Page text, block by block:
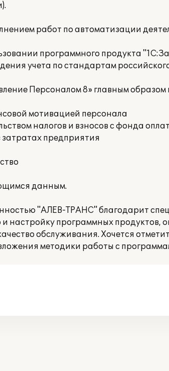
работ по автоматизации
программного продукта
учета по стандартам
Персоналом 8» главным
мотивацией персонала
налогов и взносов с фонда
предприятия
данным.
"АЛЕВ-ТРАНС" благодарит
настройку программных продуктов,
обслуживания. Хочется
методики работы с